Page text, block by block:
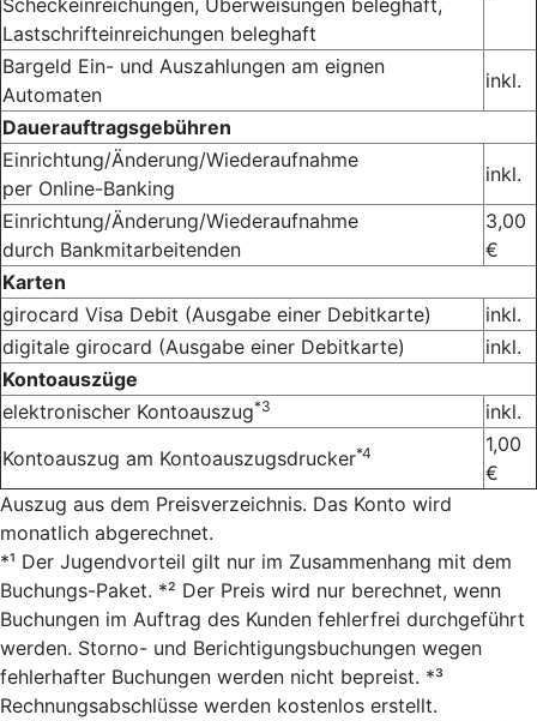
Scheckeinreichungen, Überweisungen beleghaft,
Lastschrifteinreichungen beleghaft
Bargeld Ein- und Auszahlungen am eignen
Automaten
inkl.
Dauerauftragsgebühren
Einrichtung/Änderung/Wiederaufnahme
per Online-Banking
inkl.
Einrichtung/Änderung/Wiederaufnahme
durch Bankmitarbeitenden
3,00
€
Karten
girocard Visa Debit (Ausgabe einer Debitkarte)
inkl.
digitale girocard (Ausgabe einer Debitkarte)
inkl.
Kontoauszüge
elektronischer Kontoauszug*3
inkl.
Kontoauszug am Kontoauszugsdrucker*4
1,00
€
Auszug aus dem Preisverzeichnis. Das Konto wird
monatlich abgerechnet.
*¹ Der Jugendvorteil gilt nur im Zusammenhang mit dem
Buchungs-Paket. *² Der Preis wird nur berechnet, wenn
Buchungen im Auftrag des Kunden fehlerfrei durchgeführt
werden. Storno- und Berichtigungsbuchungen wegen
fehlerhafter Buchungen werden nicht bepreist. *³
Rechnungsabschlüsse werden kostenlos erstellt.